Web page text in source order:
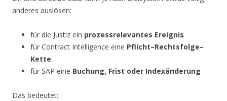
anderes auslösen:
für die Justiz ein prozessrelevantes Ereignis
für Contract Intelligence eine Pflicht–Rechtsfolge–
Kette
für SAP eine Buchung, Frist oder Indexänderung
Das bedeutet: